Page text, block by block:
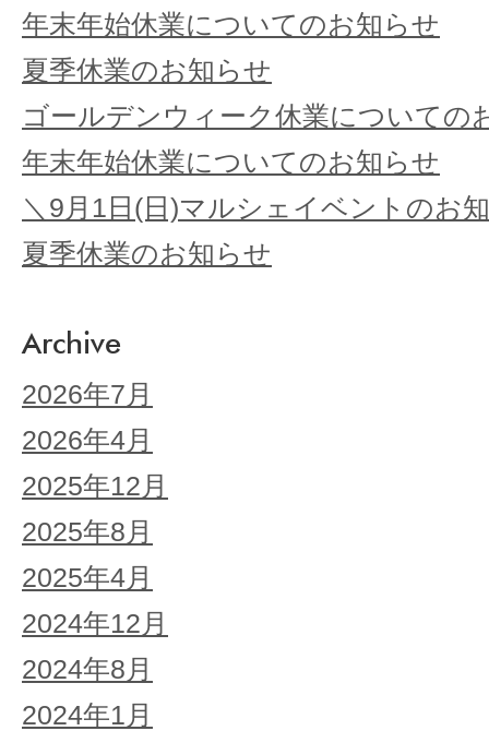
年末年始休業についてのお知らせ
夏季休業のお知らせ
ゴールデンウィーク休業についての
年末年始休業についてのお知らせ
＼9月1日(日)マルシェイベントのお
夏季休業のお知らせ
Archive
2026年7月
2026年4月
2025年12月
2025年8月
2025年4月
2024年12月
2024年8月
2024年1月